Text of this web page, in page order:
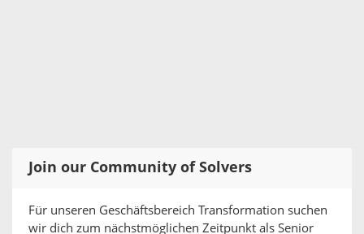
Join our Community of Solvers
Für unseren Geschäftsbereich Transformation suchen
wir dich zum nächstmöglichen Zeitpunkt als Senior